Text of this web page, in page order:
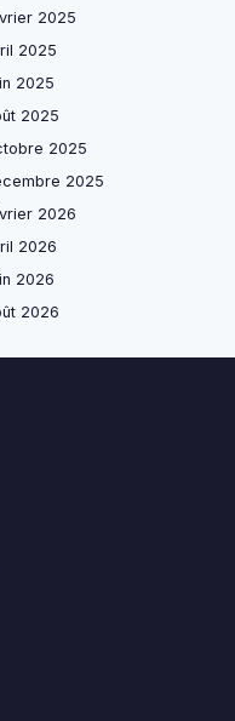
2025
2025
2025
2025
2025
2025
2026
2026
2026
2026